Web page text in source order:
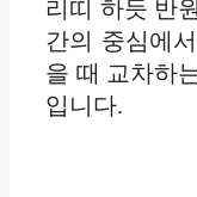
리띠 하듯 반
간의 중심에
을 때 교차하
입니다.